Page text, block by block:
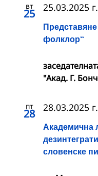
вт
25
фолклор“
25.03.2025
"Акад. Г.
пт
28
Академична
словенске
28.03.2025